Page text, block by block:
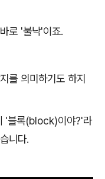
로 '불낙'이죠.
를 의미하기도 하지
'블록(block)이야?'라
니다.